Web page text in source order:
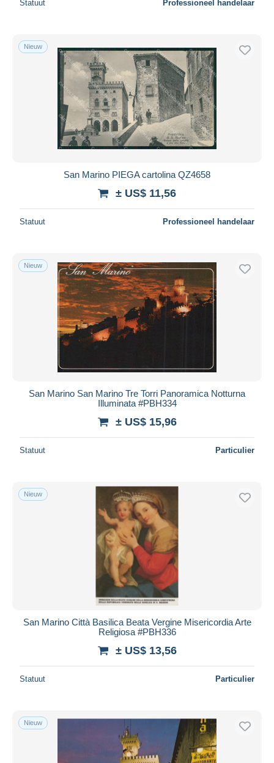
Statuut Professioneel handelaar
Nieuw
San Marino PIEGA cartolina QZ4658
± US$ 11,56
Statuut Professioneel handelaar
Nieuw
San Marino San Marino Tre Torri Panoramica Notturna
Illuminata #PBH334
± US$ 15,96
Statuut Particulier
Nieuw
San Marino Città Basilica Beata Vergine Misericordia Arte
Religiosa #PBH336
± US$ 13,56
Statuut Particulier
Nieuw